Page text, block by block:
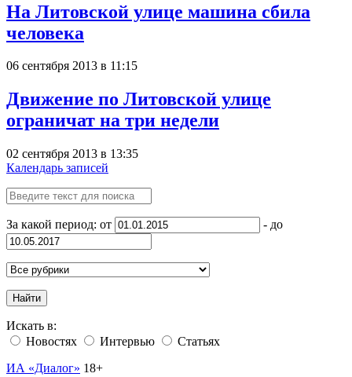
На Литовской улице машина сбила
человека
06 сентября 2013 в 11:15
Движение по Литовской улице
ограничат на три недели
02 сентября 2013 в 13:35
Календарь записей
За какой период: от - до
Найти
Искать в:
Новостях
Интервью
Статьях
ИА «Диалог» 18+